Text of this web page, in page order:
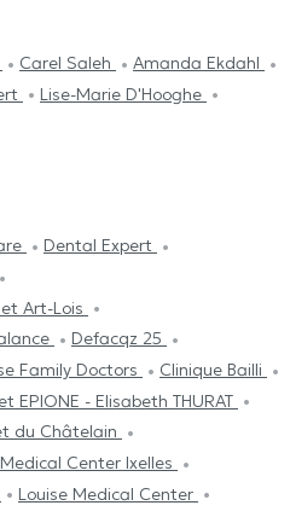
Carel Saleh
Amanda Ekdahl
Lise-Marie D'Hooghe
Dental Expert
Art-Lois
Defacqz 25
Family Doctors
Clinique Bailli
EPIONE - Elisabeth THURAT
du Châtelain
Center Ixelles
Louise Medical Center